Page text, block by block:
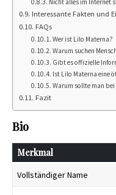
Nicht alles im Internet
Interessante Fakten und
FAQs
Wer ist Lilo Materna?
Warum suchen
Gibt es offizielle
Ist Lilo Materna eine
Warum sollte man
Fazit
Bio
Merkmal
Vollständiger Name